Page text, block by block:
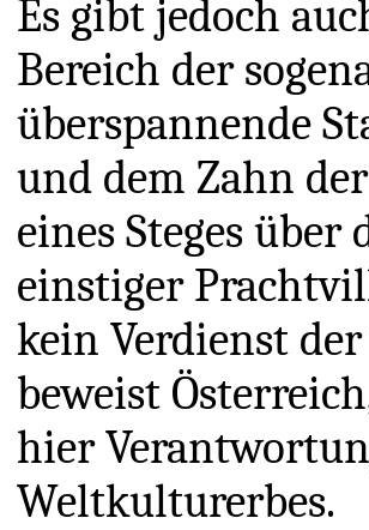
Es gibt jedoch
Bereich der
überspannende
und dem Zahn
eines Steges
einstiger
kein Verdienst
beweist
hier
Weltkulturerbes.